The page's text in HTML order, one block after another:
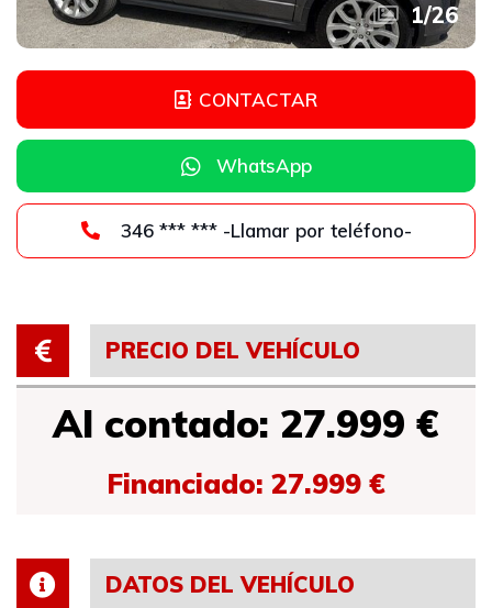
1/26
CONTACTAR
WhatsApp
346 *** *** -Llamar por teléfono-
PRECIO DEL VEHÍCULO
Al contado: 27.999 €
Financiado: 27.999 €
DATOS DEL VEHÍCULO